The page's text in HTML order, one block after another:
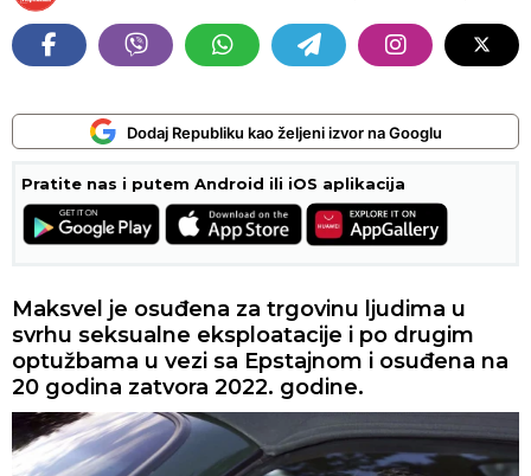
Dodaj Republiku kao željeni izvor na Googlu
Pratite nas i putem Android ili iOS aplikacija
Maksvel je osuđena za trgovinu ljudima u
svrhu seksualne eksploatacije i po drugim
optužbama u vezi sa Epstajnom i osuđena na
20 godina zatvora 2022. godine.